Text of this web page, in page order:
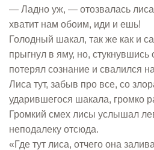
— Ладно уж, — отозвалась
хватит нам обоим, иди и ешь!
Голодный шакал, так же как и
прыгнул в яму, но, стукнувшись
потерял сознание и свалился
Лиса тут, забыв про все, со
ударившегося шакала, громко
Громкий смех лисы услышал
неподалеку отсюда.
«Где тут лиса, отчего она